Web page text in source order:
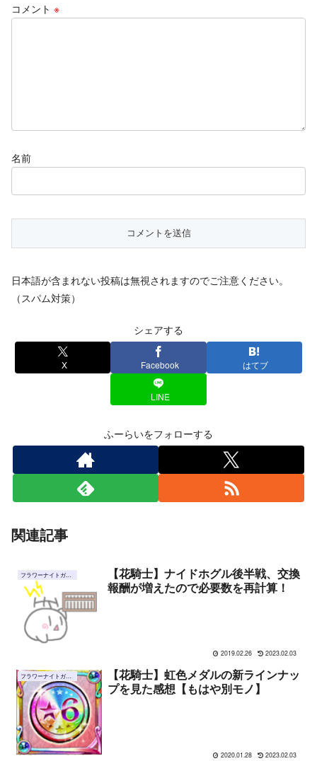
コメント ※
名前
日本語が含まれない投稿は無視されますのでご注意ください。
（スパム対策）
シェアする
X Facebook はてブ
LINE
ふーらいをフォローする
関連記事
フラワーナイトガール
【花騎士】ナイドホグル後半戦、交換
報酬が増えたので必要数を再計算！
2019.02.26 2023.02.03
フラワーナイトガール
【花騎士】虹色メダルの新ラインナッ
プを見た感想【もはや別モノ】
2020.01.28 2023.02.03